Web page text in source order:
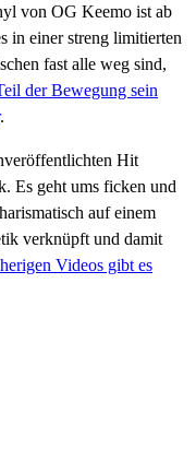
von OG Keemo ist ab
in einer streng limitierten
fast alle weg sind,
der Bewegung sein
.
Hit
Es geht ums ficken und
auf einem
verknüpft und damit
Videos gibt es